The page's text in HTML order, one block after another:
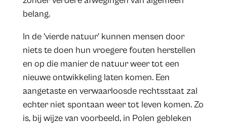
belang.
In de ‘vierde natuur’ kunnen mensen door
niets te doen hun vroegere fouten herstellen
en op die manier de natuur weer tot een
nieuwe ontwikkeling laten komen. Een
aangetaste en verwaarloosde rechtsstaat zal
echter niet spontaan weer tot leven komen. Zo
is, bij wijze van voorbeeld, in Polen gebleken